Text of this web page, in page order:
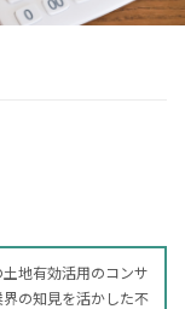
地有効活用のコンサ
の知見を活かした不